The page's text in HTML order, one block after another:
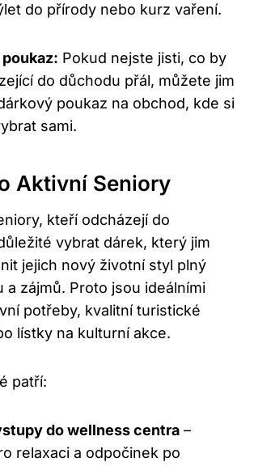
do přírody nebo kurz vaření.
Pokud nejste jisti, co by
do důchodu přál, můžete jim
poukaz na obchod, kde si
sami.
Aktivní Seniory
kteří odcházejí do
vybrat dárek, který jim
jejich nový životní styl plný
a zájmů. Proto jsou ideálními
potřeby, kvalitní turistické
lístky na kulturní akce.
patří:
do wellness centra –
relaxaci a odpočinek po